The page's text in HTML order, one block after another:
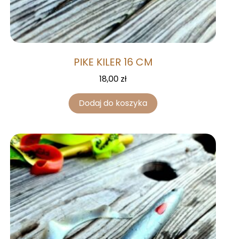
PIKE KILER 16 CM
18,00 zł
Dodaj do koszyka